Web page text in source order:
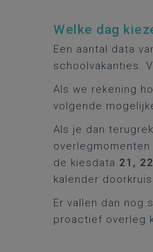
Welke dag
Een aantal data
schoolvakanties.
Als we rekening
volgende
Als je dan
de kiesdata 21,
kalender
Er vallen dan nog
proactief overleg